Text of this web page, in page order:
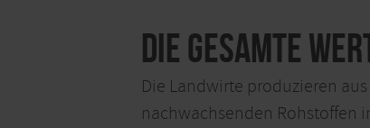
Die gesamte
Die Landwirte produzieren
nachwachsenden Rohstoffen